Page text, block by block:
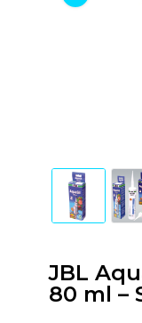
JBL
80 ml –